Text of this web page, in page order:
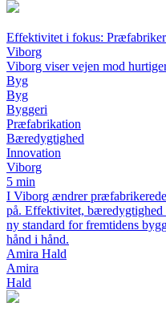
Effektivitet i fokus:
Viborg
Viborg viser vejen mod
Byg
Byg
Byggeri
Præfabrikation
Bæredygtighed
Innovation
Viborg
5 min
I Viborg ændrer
på. Effektivitet, bæredygtighed
ny standard for fremtidens
hånd i hånd.
Amira Hald
Amira
Hald